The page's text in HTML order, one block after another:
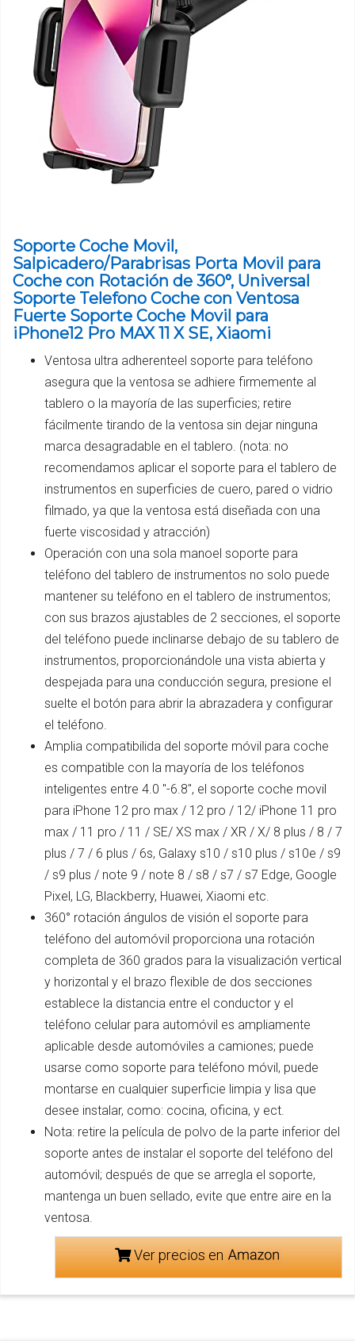
Soporte Coche Movil,
Salpicadero/Parabrisas Porta Movil para
Coche con Rotación de 360°, Universal
Soporte Telefono Coche con Ventosa
Fuerte Soporte Coche Movil para
iPhone12 Pro MAX 11 X SE, Xiaomi
Ventosa ultra adherenteel soporte para teléfono
asegura que la ventosa se adhiere firmemente al
tablero o la mayoría de las superficies; retire
fácilmente tirando de la ventosa sin dejar ninguna
marca desagradable en el tablero. (nota: no
recomendamos aplicar el soporte para el tablero de
instrumentos en superficies de cuero, pared o vidrio
filmado, ya que la ventosa está diseñada con una
fuerte viscosidad y atracción)
Operación con una sola manoel soporte para
teléfono del tablero de instrumentos no solo puede
mantener su teléfono en el tablero de instrumentos;
con sus brazos ajustables de 2 secciones, el soporte
del teléfono puede inclinarse debajo de su tablero de
instrumentos, proporcionándole una vista abierta y
despejada para una conducción segura, presione el
suelte el botón para abrir la abrazadera y configurar
el teléfono.
Amplia compatibilida del soporte móvil para coche
es compatible con la mayoría de los teléfonos
inteligentes entre 4.0 "-6.8", el soporte coche movil
para iPhone 12 pro max / 12 pro / 12/ iPhone 11 pro
max / 11 pro / 11 / SE/ XS max / XR / X/ 8 plus / 8 / 7
plus / 7 / 6 plus / 6s, Galaxy s10 / s10 plus / s10e / s9
/ s9 plus / note 9 / note 8 / s8 / s7 / s7 Edge, Google
Pixel, LG, Blackberry, Huawei, Xiaomi etc.
360° rotación ángulos de visión el soporte para
teléfono del automóvil proporciona una rotación
completa de 360 grados para la visualización vertical
y horizontal y el brazo flexible de dos secciones
establece la distancia entre el conductor y el
teléfono celular para automóvil es ampliamente
aplicable desde automóviles a camiones; puede
usarse como soporte para teléfono móvil, puede
montarse en cualquier superficie limpia y lisa que
desee instalar, como: cocina, oficina, y ect.
Nota: retire la película de polvo de la parte inferior del
soporte antes de instalar el soporte del teléfono del
automóvil; después de que se arregla el soporte,
mantenga un buen sellado, evite que entre aire en la
ventosa.
Ver precios en